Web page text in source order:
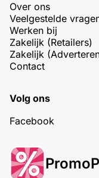
Over ons
Veelgestelde
Werken bij
Zakelijk (Retailers)
Zakelijk
Contact
Volg ons
Facebook